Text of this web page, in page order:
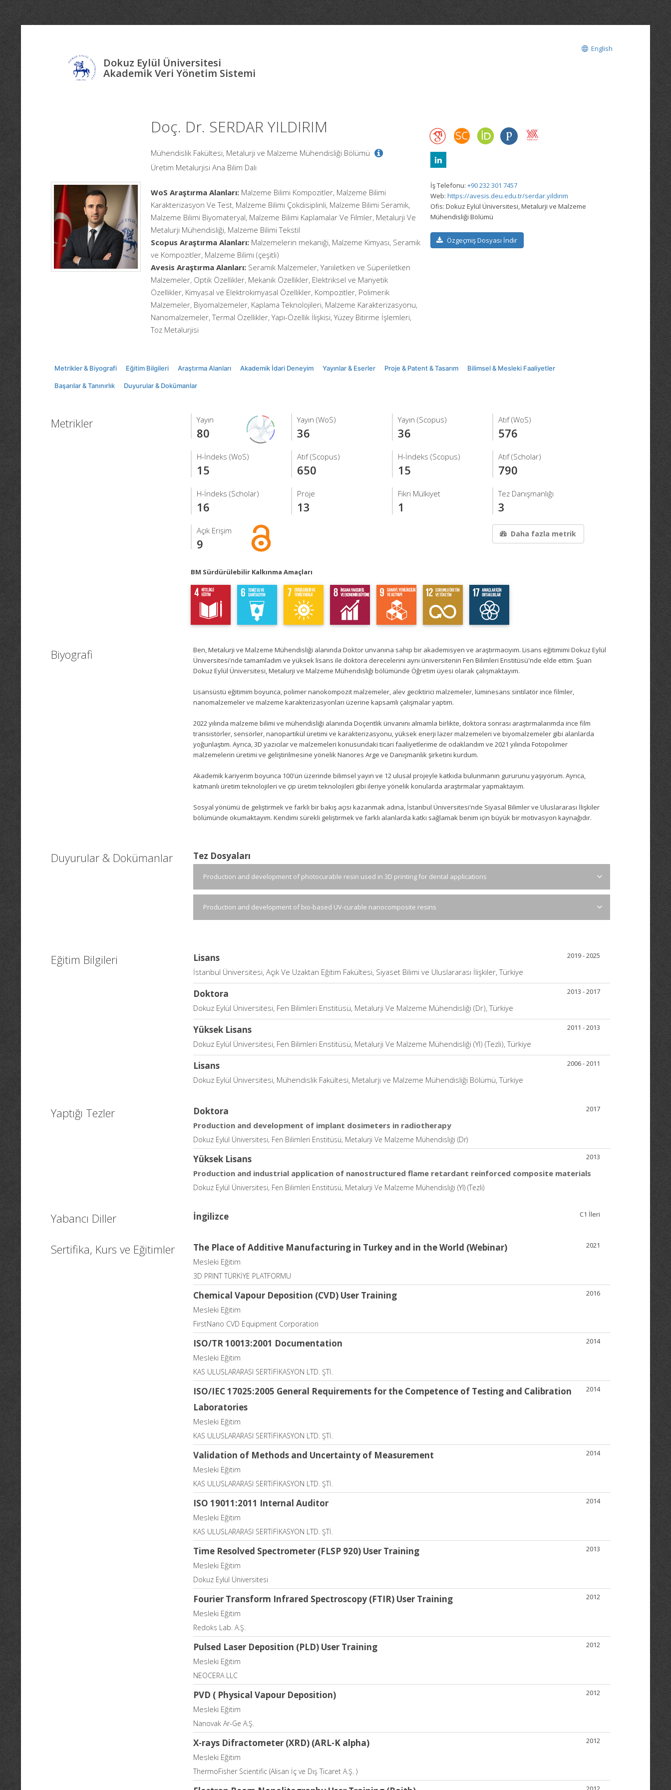
Dokuz Eylül Üniversitesi
Akademik Veri Yönetim Sistemi
English
Doç. Dr. SERDAR YILDIRIM
Mühendislik Fakültesi, Metalurji ve Malzeme Mühendisliği Bölümü
Üretim Metalurjisi Ana Bilim Dalı
WoS Araştırma Alanları: Malzeme Bilimi Kompozitler, Malzeme Bilimi
Karakterizasyon Ve Test, Malzeme Bilimi Çokdisiplinli, Malzeme Bilimi Seramik,
Malzeme Bilimi Biyomateryal, Malzeme Bilimi Kaplamalar Ve Filmler, Metalurji Ve
Metalurji Mühendisliği, Malzeme Bilimi Tekstil
Scopus Araştırma Alanları: Malzemelerin mekaniği, Malzeme Kimyası, Seramik
ve Kompozitler, Malzeme Bilimi (çeşitli)
Avesis Araştırma Alanları: Seramik Malzemeler, Yarıiletken ve Süperiletken
Malzemeler, Optik Özellikler, Mekanik Özellikler, Elektriksel ve Manyetik
Özellikler, Kimyasal ve Elektrokimyasal Özellikler, Kompozitler, Polimerik
Malzemeler, Biyomalzemeler, Kaplama Teknolojileri, Malzeme Karakterizasyonu,
Nanomalzemeler, Termal Özellikler, Yapı-Özellik İlişkisi, Yüzey Bitirme İşlemleri,
Toz Metalurjisi
İş Telefonu: +90 232 301 7457
Web: https://avesis.deu.edu.tr/serdar.yildirim
Ofis: Dokuz Eylül Üniversitesi, Metalurji ve Malzeme
Mühendisliği Bölümü
Özgeçmiş Dosyası İndir
Metrikler & Biyografi Eğitim Bilgileri Araştırma Alanları Akademik İdari Deneyim Yayınlar & Eserler Proje & Patent & Tasarım Bilimsel & Mesleki Faaliyetler
Başarılar & Tanınırlık Duyurular & Dokümanlar
Metrikler Yayın
80
Yayın (WoS)
36
Yayın (Scopus)
36
Atıf (WoS)
576
H-İndeks (WoS)
15
Atıf (Scopus)
650
H-İndeks (Scopus)
15
Atıf (Scholar)
790
H-İndeks (Scholar)
16
Proje
13
Fikri Mülkiyet
1
Tez Danışmanlığı
3
Açık Erişim
9
Daha fazla metrik
BM Sürdürülebilir Kalkınma Amaçları
Biyografi
Ben, Metalurji ve Malzeme Mühendisliği alanında Doktor unvanına sahip bir akademisyen ve araştırmacıyım. Lisans eğitimimi Dokuz Eylül
Üniversitesi'nde tamamladım ve yüksek lisans ile doktora derecelerini aynı üniversitenin Fen Bilimleri Enstitüsü'nde elde ettim. Şuan
Dokuz Eylül Üniversitesi, Metalurji ve Malzeme Mühendisliği bölümünde Öğretim üyesi olarak çalışmaktayım.
Lisansüstü eğitimim boyunca, polimer nanokompozit malzemeler, alev geciktirici malzemeler, lüminesans sintilatör ince filmler,
nanomalzemeler ve malzeme karakterizasyonları üzerine kapsamlı çalışmalar yaptım.
2022 yılında malzeme bilimi ve mühendisliği alanında Doçentlik ünvanını almamla birlikte, doktora sonrası araştırmalarımda ince film
transistörler, sensörler, nanopartikül üretimi ve karakterizasyonu, yüksek enerji lazer malzemeleri ve biyomalzemeler gibi alanlarda
yoğunlaştım. Ayrıca, 3D yazıcılar ve malzemeleri konusundaki ticari faaliyetlerime de odaklandım ve 2021 yılında Fotopolimer
malzemelerin üretimi ve geliştirilmesine yönelik Nanores Arge ve Danışmanlık şirketini kurdum.
Akademik kariyerim boyunca 100'ün üzerinde bilimsel yayın ve 12 ulusal projeyle katkıda bulunmanın gururunu yaşıyorum. Ayrıca,
katmanlı üretim teknolojileri ve çip üretim teknolojileri gibi ileriye yönelik konularda araştırmalar yapmaktayım.
Sosyal yönümü de geliştirmek ve farklı bir bakış açısı kazanmak adına, İstanbul Üniversitesi'nde Siyasal Bilimler ve Uluslararası İlişkiler
bölümünde okumaktayım. Kendimi sürekli geliştirmek ve farklı alanlarda katkı sağlamak benim için büyük bir motivasyon kaynağıdır.
Duyurular & Dokümanlar Tez Dosyaları
Production and development of photocurable resin used in 3D printing for dental applications
Production and development of bio-based UV-curable nanocomposite resins
Eğitim Bilgileri 2019 - 2025
Lisans
İstanbul Üniversitesi, Açık Ve Uzaktan Eğitim Fakültesi, Siyaset Bilimi ve Uluslararası İlişkiler, Türkiye
2013 - 2017
Doktora
Dokuz Eylül Üniversitesi, Fen Bilimleri Enstitüsü, Metalurji Ve Malzeme Mühendisliği (Dr), Türkiye
2011 - 2013
Yüksek Lisans
Dokuz Eylül Üniversitesi, Fen Bilimleri Enstitüsü, Metalurji Ve Malzeme Mühendisliği (Yl) (Tezli), Türkiye
2006 - 2011
Lisans
Dokuz Eylül Üniversitesi, Mühendislik Fakültesi, Metalurji ve Malzeme Mühendisliği Bölümü, Türkiye
Yaptığı Tezler 2017
Doktora
Production and development of implant dosimeters in radiotherapy
Dokuz Eylül Üniversitesi, Fen Bilimleri Enstitüsü, Metalurji Ve Malzeme Mühendisliği (Dr)
2013
Yüksek Lisans
Production and industrial application of nanostructured flame retardant reinforced composite materials
Dokuz Eylül Üniversitesi, Fen Bilimleri Enstitüsü, Metalurji Ve Malzeme Mühendisliği (Yl) (Tezli)
Yabancı Diller C1 İleri
İngilizce
Sertifika, Kurs ve Eğitimler 2021
The Place of Additive Manufacturing in Turkey and in the World (Webinar)
Mesleki Eğitim
3D PRINT TÜRKİYE PLATFORMU
2016
Chemical Vapour Deposition (CVD) User Training
Mesleki Eğitim
FirstNano CVD Equipment Corporation
2014
ISO/TR 10013:2001 Documentation
Mesleki Eğitim
KAS ULUSLARARASI SERTİFİKASYON LTD. ŞTİ.
2014
ISO/IEC 17025:2005 General Requirements for the Competence of Testing and Calibration
Laboratories
Mesleki Eğitim
KAS ULUSLARARASI SERTİFİKASYON LTD. ŞTİ.
2014
Validation of Methods and Uncertainty of Measurement
Mesleki Eğitim
KAS ULUSLARARASI SERTİFİKASYON LTD. ŞTİ.
2014
ISO 19011:2011 Internal Auditor
Mesleki Eğitim
KAS ULUSLARARASI SERTİFİKASYON LTD. ŞTİ.
2013
Time Resolved Spectrometer (FLSP 920) User Training
Mesleki Eğitim
Dokuz Eylül Üniversitesi
2012
Fourier Transform Infrared Spectroscopy (FTIR) User Training
Mesleki Eğitim
Redoks Lab. A.Ş.
2012
Pulsed Laser Deposition (PLD) User Training
Mesleki Eğitim
NEOCERA LLC
2012
PVD ( Physical Vapour Deposition)
Mesleki Eğitim
Nanovak Ar-Ge A.Ş.
2012
X-rays Difractometer (XRD) (ARL-K alpha)
Mesleki Eğitim
ThermoFisher Scientific (Alisan İç ve Dış Ticaret A.Ş. )